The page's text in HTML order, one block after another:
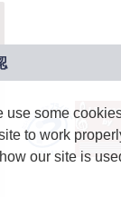
use some
to work
our site is